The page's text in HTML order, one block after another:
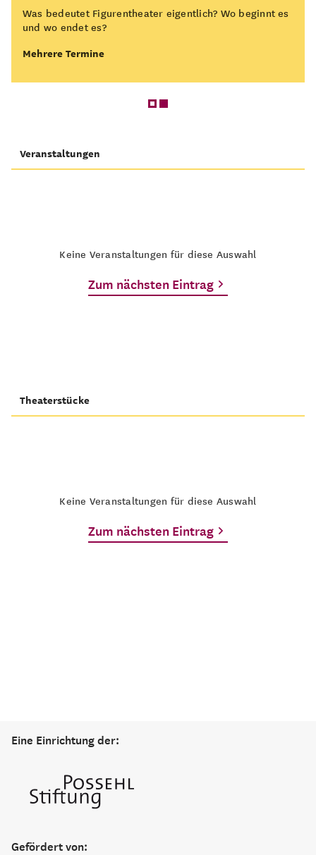
Was bedeutet Figurentheater eigentlich? Wo beginnt es
und wo endet es?
Mehrere Termine
Veranstaltungen
Keine Veranstaltungen für diese Auswahl
Zum nächsten Eintrag
Theaterstücke
Keine Veranstaltungen für diese Auswahl
Zum nächsten Eintrag
Eine Einrichtung der:
Gefördert von: